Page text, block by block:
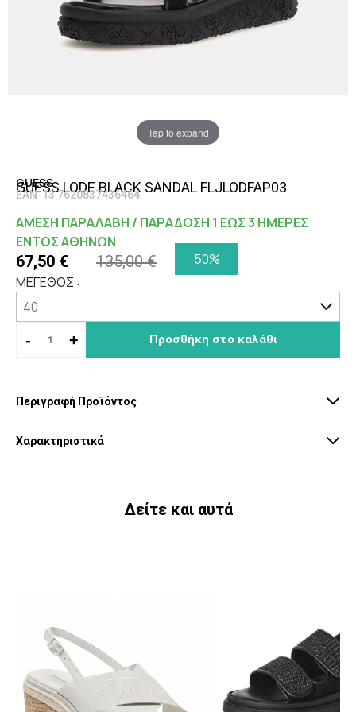
Tap to expand
GUESS
GUESS LODE BLACK SANDAL FLJLODFAP03
EAN-13 7620837436464
ΑΜΕΣΗ ΠΑΡΑΛΑΒΗ / ΠΑΡΑΔΟΣΗ 1 ΕΩΣ 3 ΗΜΕΡΕΣ
ΕΝΤΟΣ ΑΘΗΝΩΝ
67,50 € 135,00 €
50%
ΜΕΓΕΘΟΣ :
- + Προσθήκη στο καλάθι
Περιγραφή Προϊόντος
Χαρακτηριστικά
Δείτε και αυτά